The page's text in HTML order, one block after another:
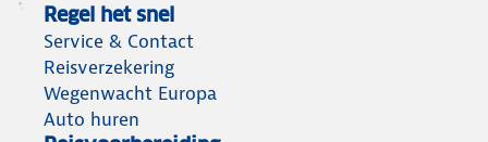
Regel het snel
Service & Contact
Reisverzekering
Wegenwacht Europa
Auto huren